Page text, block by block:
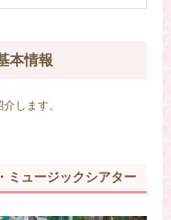
本情報
します。
ミュージックシアター